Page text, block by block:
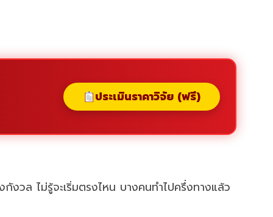
ประเมินราคาวิจัย (ฟรี)
วล ไม่รู้จะเริ่มตรงไหน บางคนทำไปครึ่งทางแล้ว